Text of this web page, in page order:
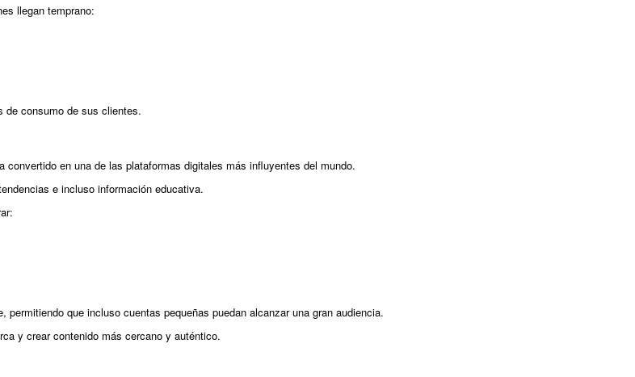
llegan temprano:
de consumo de sus clientes.
en una de las plataformas digitales más influyentes del mundo.
e incluso información educativa.
que incluso cuentas pequeñas puedan alcanzar una gran audiencia.
y crear contenido más cercano y auténtico.